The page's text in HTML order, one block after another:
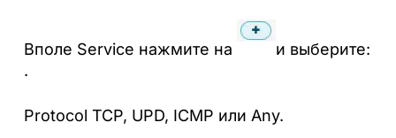
Вполе Service нажмите на
и выберите:
.
Protocol TCP, UPD, ICMP или Any.